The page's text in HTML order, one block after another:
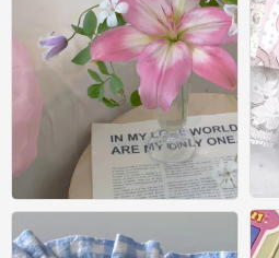
ins风壁纸
0
ins